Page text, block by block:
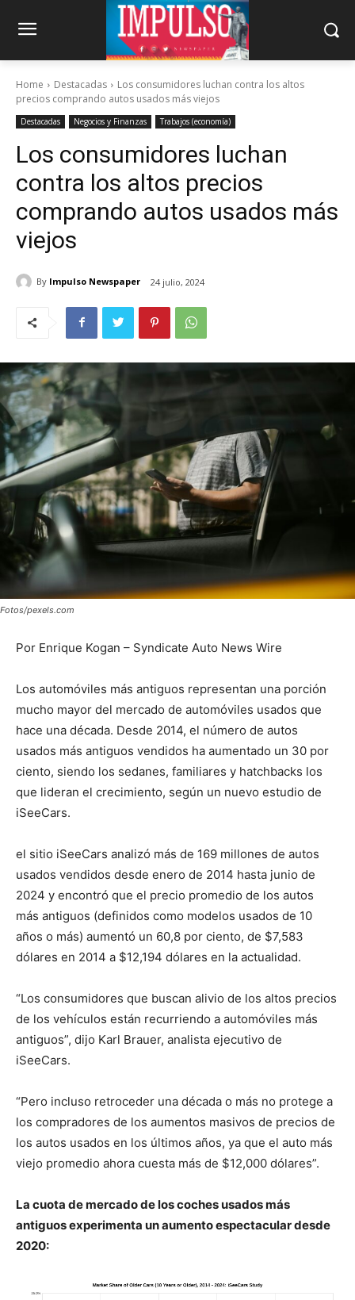
Home Destacadas
Los consumidores luchan contra los altos
precios comprando autos usados más viejos
Destacadas Negocios y Finanzas Trabajos (economía)
Los consumidores luchan
contra los altos precios
comprando autos usados más
viejos
By Impulso Newspaper 24 julio, 2024
Fotos/pexels.com
Por Enrique Kogan – Syndicate Auto News Wire
Los automóviles más antiguos representan una porción
mucho mayor del mercado de automóviles usados que
hace una década. Desde 2014, el número de autos
usados más antiguos vendidos ha aumentado un 30 por
ciento, siendo los sedanes, familiares y hatchbacks los
que lideran el crecimiento, según un nuevo estudio de
iSeeCars.
el sitio iSeeCars analizó más de 169 millones de autos
usados vendidos desde enero de 2014 hasta junio de
2024 y encontró que el precio promedio de los autos
más antiguos (definidos como modelos usados de 10
años o más) aumentó un 60,8 por ciento, de $7,583
dólares en 2014 a $12,194 dólares en la actualidad.
“Los consumidores que buscan alivio de los altos precios
de los vehículos están recurriendo a automóviles más
antiguos”, dijo Karl Brauer, analista ejecutivo de
iSeeCars.
“Pero incluso retroceder una década o más no protege a
los compradores de los aumentos masivos de precios de
los autos usados en los últimos años, ya que el auto más
viejo promedio ahora cuesta más de $12,000 dólares”.
La cuota de mercado de los coches usados más
antiguos experimenta un aumento espectacular desde
2020: